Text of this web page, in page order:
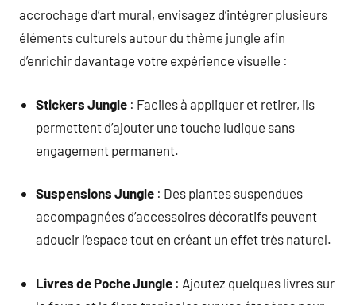
accrochage d’art mural, envisagez d’intégrer plusieurs
éléments culturels autour du thème jungle afin
d’enrichir davantage votre expérience visuelle :
Stickers Jungle : Faciles à appliquer et retirer, ils
permettent d’ajouter une touche ludique sans
engagement permanent.
Suspensions Jungle : Des plantes suspendues
accompagnées d’accessoires décoratifs peuvent
adoucir l’espace tout en créant un effet très naturel.
Livres de Poche Jungle : Ajoutez quelques livres sur